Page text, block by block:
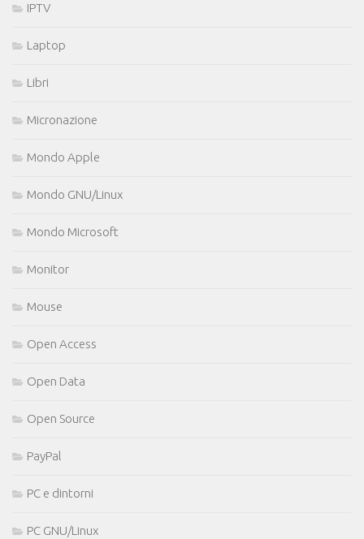
IPTV
Laptop
Libri
Micronazione
Mondo Apple
Mondo GNU/Linux
Mondo Microsoft
Monitor
Mouse
Open Access
Open Data
Open Source
PayPal
PC e dintorni
PC GNU/Linux